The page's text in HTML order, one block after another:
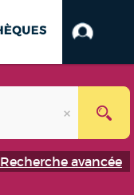
Recherche avancée